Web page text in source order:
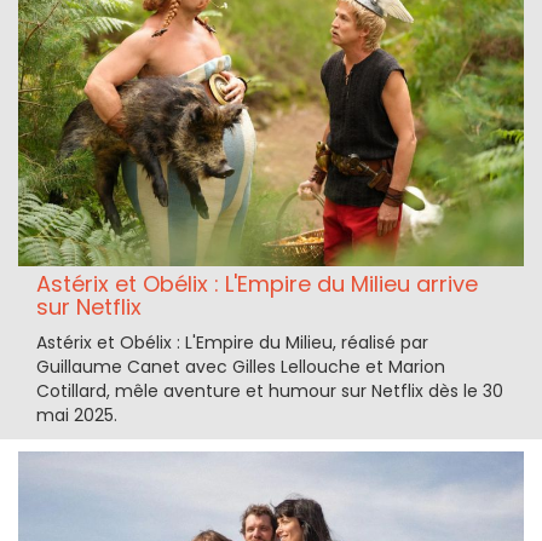
Astérix et Obélix : L'Empire du Milieu arrive
sur Netflix
Astérix et Obélix : L'Empire du Milieu, réalisé par
Guillaume Canet avec Gilles Lellouche et Marion
Cotillard, mêle aventure et humour sur Netflix dès le 30
mai 2025.